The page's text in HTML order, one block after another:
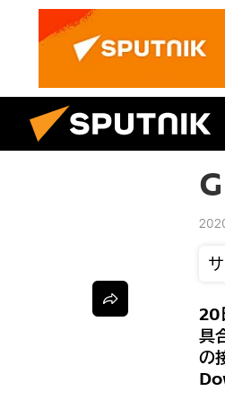
20
具
の